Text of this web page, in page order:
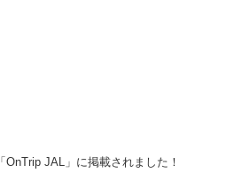
「OnTrip JAL」に掲載されました！